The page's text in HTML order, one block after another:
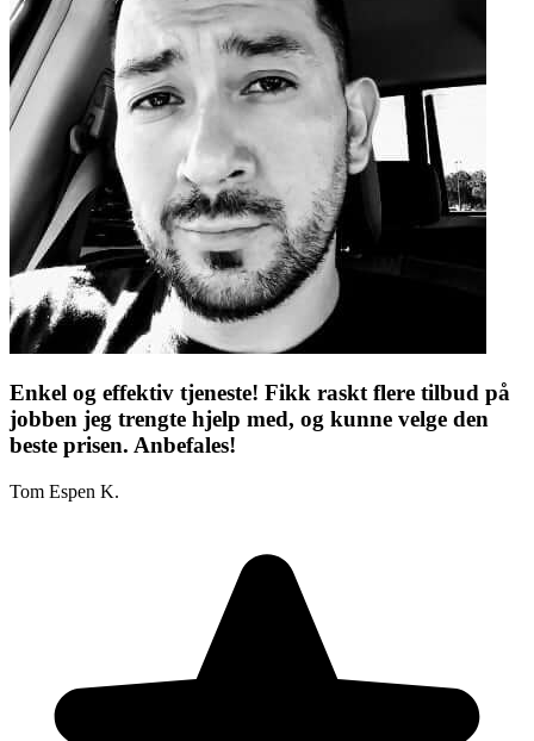
Enkel og effektiv tjeneste! Fikk raskt flere tilbud på
jobben jeg trengte hjelp med, og kunne velge den
beste prisen. Anbefales!
Tom Espen K.